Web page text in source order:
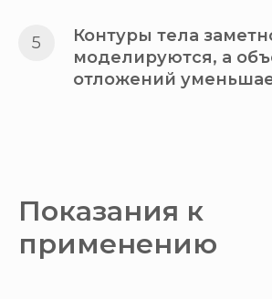
Контуры тела
моделируются, а
отложений
Показания к
применению